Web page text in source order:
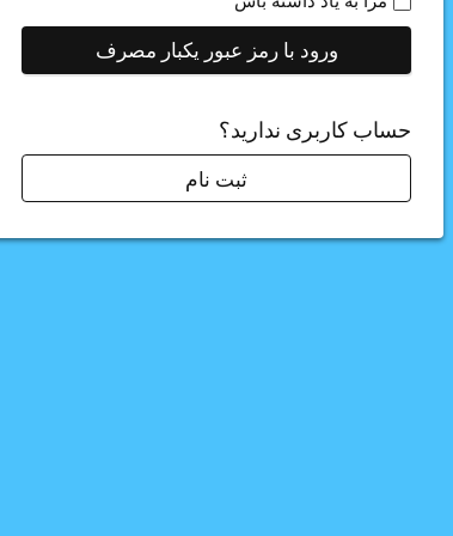
ورود با رمز عبور یکبار مصرف
حساب کاربری ندارید؟
ثبت نام